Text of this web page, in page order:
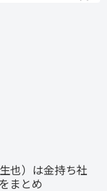
也）は金持ち社
まとめ